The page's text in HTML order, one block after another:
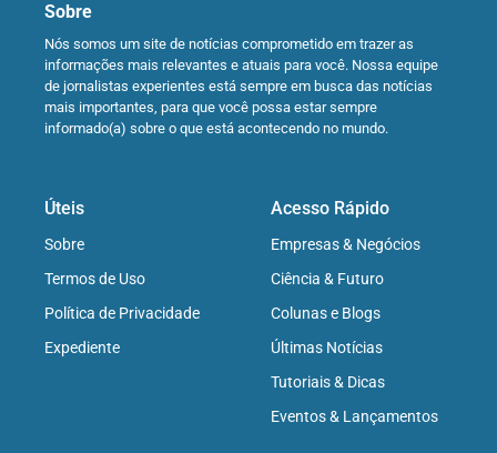
Sobre
Nós somos um site de notícias comprometido em trazer as
informações mais relevantes e atuais para você. Nossa equipe
de jornalistas experientes está sempre em busca das notícias
mais importantes, para que você possa estar sempre
informado(a) sobre o que está acontecendo no mundo.
Úteis
Sobre
Termos de Uso
Política de Privacidade
Expediente
Acesso Rápido
Empresas & Negócios
Ciência & Futuro
Colunas e Blogs
Últimas Notícias
Tutoriais & Dicas
Eventos & Lançamentos